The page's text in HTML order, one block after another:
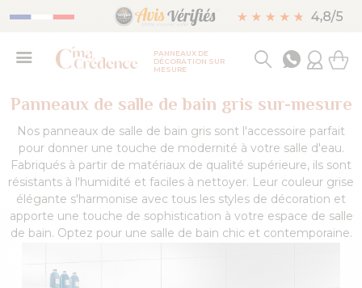
PANNEAUX DE
DÉCORATION SUR
MESURE
Panneaux de salle de bain gris sur-mesure
Nos panneaux de salle de bain gris sont l'accessoire parfait
pour donner une touche de modernité à votre salle d'eau.
Fabriqués à partir de matériaux de qualité supérieure, ils sont
résistants à l'humidité et faciles à nettoyer. Leur couleur grise
élégante s'harmonise avec tous les styles de décoration et
apporte une touche de sophistication à votre espace de salle
de bain. Optez pour une salle de bain chic et contemporaine.